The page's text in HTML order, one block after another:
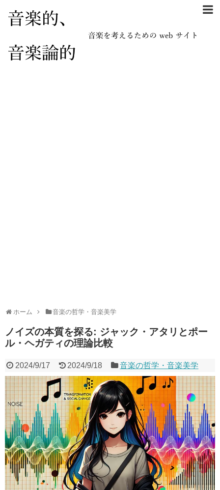
ホーム 音楽の哲学・音楽美学
ノイズの本質を探る: ジャック・アタリとポー
ル・ヘガティの理論比較
2024/9/17 2024/9/18 音楽の哲学・音楽美学